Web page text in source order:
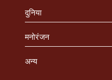
दुनिया
मनोरंजन
अन्य